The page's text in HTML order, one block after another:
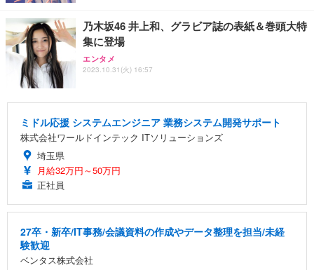
乃木坂46 井上和、グラビア誌の表紙＆巻頭大特
集に登場
エンタメ
2023.10.31(火) 16:57
ミドル応援 システムエンジニア 業務システム開発サポート
株式会社ワールドインテック ITソリューションズ
埼玉県
月給32万円～50万円
正社員
27卒・新卒/IT事務/会議資料の作成やデータ整理を担当/未経
験歓迎
ベンタス株式会社